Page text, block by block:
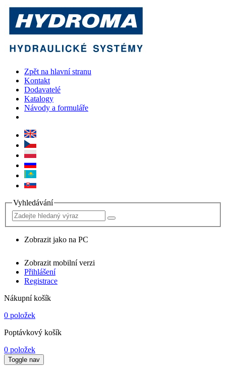
Zpět na hlavní stranu
Kontakt
Dodavatelé
Katalogy
Návody a formuláře
Vyhledávání
Zobrazit jako na PC
Zobrazit mobilní verzi
Přihlášení
Registrace
Nákupní košík
0 položek
Poptávkový košík
0 položek
Toggle nav